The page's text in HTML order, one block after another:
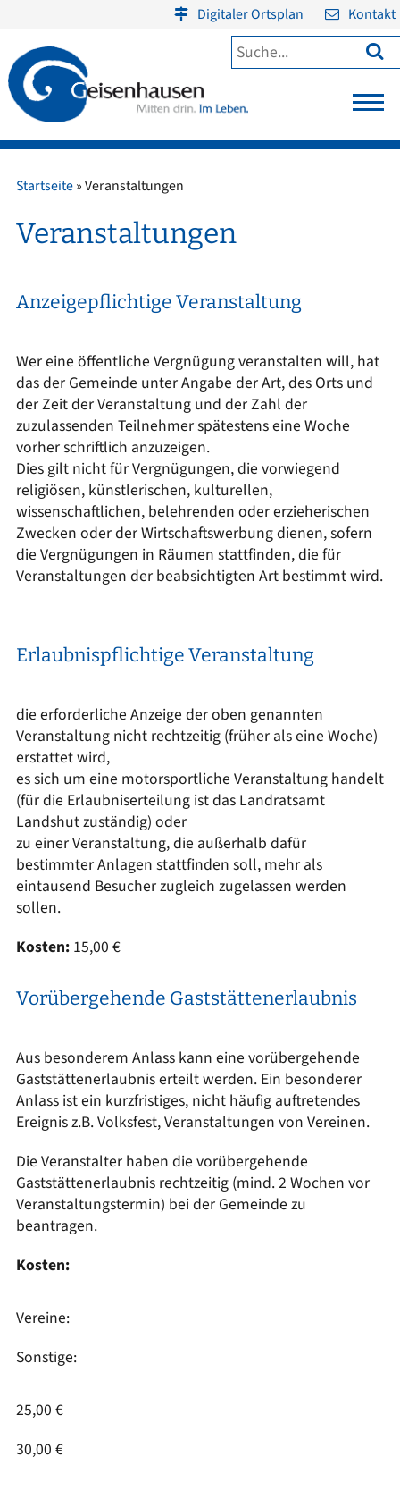
Digitaler Ortsplan Kontakt

Startseite»Veranstaltungen
Veranstaltungen
Anzeigepflichtige Veranstaltung
Wer eine öffentliche Vergnügung veranstalten will, hat
das der Gemeinde unter Angabe der Art, des Orts und
der Zeit der Veranstaltung und der Zahl der
zuzulassenden Teilnehmer spätestens eine Woche
vorher schriftlich anzuzeigen.
Dies gilt nicht für Vergnügungen, die vorwiegend
religiösen, künstlerischen, kulturellen,
wissenschaftlichen, belehrenden oder erzieherischen
Zwecken oder der Wirtschaftswerbung dienen, sofern
die Vergnügungen in Räumen stattfinden, die für
Veranstaltungen der beabsichtigten Art bestimmt wird.
Erlaubnispflichtige Veranstaltung
die erforderliche Anzeige der oben genannten
Veranstaltung nicht rechtzeitig (früher als eine Woche)
erstattet wird,
es sich um eine motorsportliche Veranstaltung handelt
(für die Erlaubniserteilung ist das Landratsamt
Landshut zuständig) oder
zu einer Veranstaltung, die außerhalb dafür
bestimmter Anlagen stattfinden soll, mehr als
eintausend Besucher zugleich zugelassen werden
sollen.
Kosten: 15,00 €
Vorübergehende Gaststättenerlaubnis
Aus besonderem Anlass kann eine vorübergehende
Gaststättenerlaubnis erteilt werden. Ein besonderer
Anlass ist ein kurzfristiges, nicht häufig auftretendes
Ereignis z.B. Volksfest, Veranstaltungen von Vereinen.
Die Veranstalter haben die vorübergehende
Gaststättenerlaubnis rechtzeitig (mind. 2 Wochen vor
Veranstaltungstermin) bei der Gemeinde zu
beantragen.
Kosten:
Vereine:
Sonstige:
25,00 €
30,00 €